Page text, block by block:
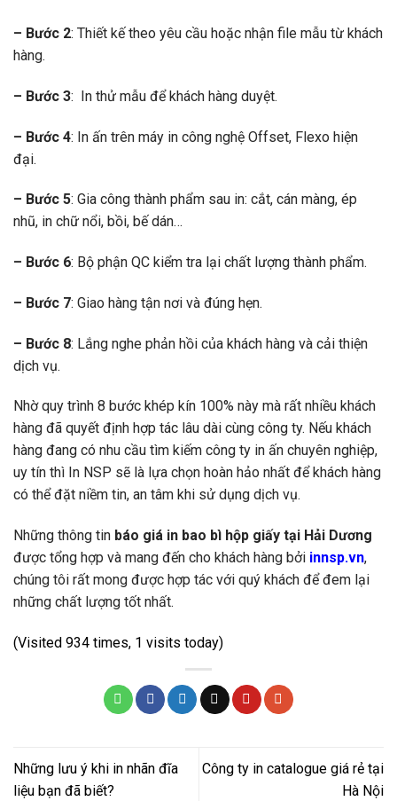
– Bước 2: Thiết kế theo yêu cầu hoặc nhận file mẫu từ khách
hàng.
– Bước 3: In thử mẫu để khách hàng duyệt.
– Bước 4: In ấn trên máy in công nghệ Offset, Flexo hiện
đại.
– Bước 5: Gia công thành phẩm sau in: cắt, cán màng, ép
nhũ, in chữ nổi, bồi, bế dán…
– Bước 6: Bộ phận QC kiểm tra lại chất lượng thành phẩm.
– Bước 7: Giao hàng tận nơi và đúng hẹn.
– Bước 8: Lắng nghe phản hồi của khách hàng và cải thiện
dịch vụ.
Nhờ quy trình 8 bước khép kín 100% này mà rất nhiều khách
hàng đã quyết định hợp tác lâu dài cùng công ty. Nếu khách
hàng đang có nhu cầu tìm kiếm công ty in ấn chuyên nghiệp,
uy tín thì In NSP sẽ là lựa chọn hoàn hảo nhất để khách hàng
có thể đặt niềm tin, an tâm khi sử dụng dịch vụ.
Những thông tin báo giá in bao bì hộp giấy tại Hải Dương
được tổng hợp và mang đến cho khách hàng bởi innsp.vn,
chúng tôi rất mong được hợp tác với quý khách để đem lại
những chất lượng tốt nhất.
(Visited 934 times, 1 visits today)
Những lưu ý khi in nhãn đĩa
liệu bạn đã biết?
Công ty in catalogue giá rẻ tại
Hà Nội